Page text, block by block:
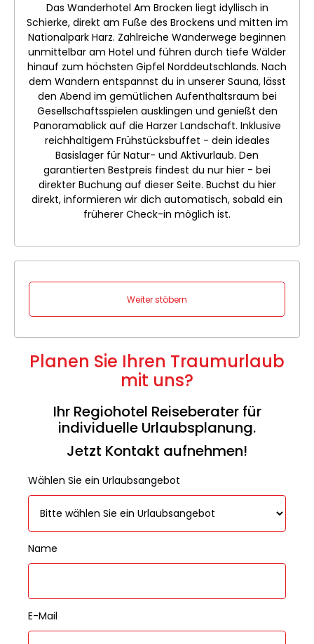
Das Wanderhotel Am Brocken liegt idyllisch in
Schierke, direkt am Fuße des Brockens und mitten im
Nationalpark Harz. Zahlreiche Wanderwege beginnen
unmittelbar am Hotel und führen durch tiefe Wälder
hinauf zum höchsten Gipfel Norddeutschlands. Nach
dem Wandern entspannst du in unserer Sauna, lässt
den Abend im gemütlichen Aufenthaltsraum bei
Gesellschaftsspielen ausklingen und genießt den
Panoramablick auf die Harzer Landschaft. Inklusive
reichhaltigem Frühstücksbuffet - dein ideales
Basislager für Natur- und Aktivurlaub. Den
garantierten Bestpreis findest du nur hier - bei
direkter Buchung auf dieser Seite. Buchst du hier
direkt, informieren wir dich automatisch, sobald ein
früherer Check-in möglich ist.
Weiter stöbern
Planen Sie Ihren Traumurlaub
mit uns?
Ihr Regiohotel Reiseberater für
individuelle Urlaubsplanung.
Jetzt Kontakt aufnehmen!
Wählen Sie ein Urlaubsangebot
Name
E-Mail